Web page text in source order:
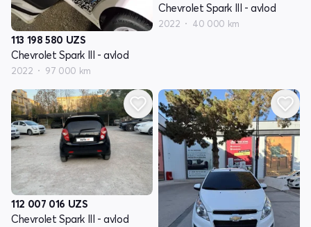
113 198 580 UZS
Chevrolet Spark III - avlod
2022 97 000 km
Chevrolet Spark III - avlod
2022 40 000 km
112 007 016 UZS
Chevrolet Spark III - avlod